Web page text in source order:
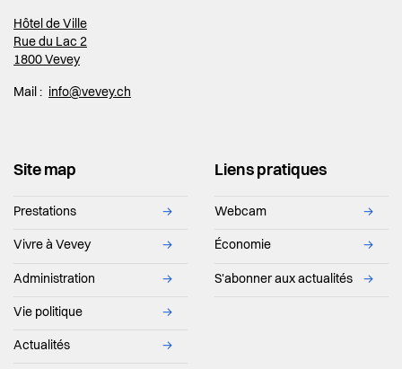
Hôtel de Ville
Rue du Lac 2
1800 Vevey
Mail : info@vevey.ch
Site map
Prestations →
Vivre à Vevey →
Administration →
Vie politique →
Actualités →
Liens pratiques
Webcam →
Économie →
S'abonner aux actualités →